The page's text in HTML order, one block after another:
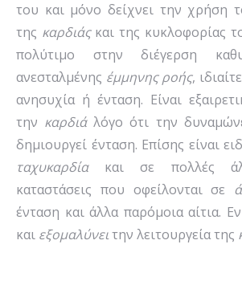
του και μόνο δείχνει την χρήση
της καρδιάςκαι της κυκλοφορίας
πολύτιμο στην διέγερση
ανεσταλμένης έμμηνης ροής,
ανησυχία ή ένταση. Είναι
την καρδιάλόγο ότι την
δημιουργεί ένταση. Επίσης είναι
ταχυκαρδίακαι σε πολλές
καταστάσεις που οφείλονται σε
ένταση και άλλα παρόμοια αίτια.
και εξομαλύνειτην λειτουργεία της